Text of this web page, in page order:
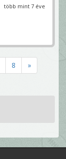
több mint 7 éve
8 »